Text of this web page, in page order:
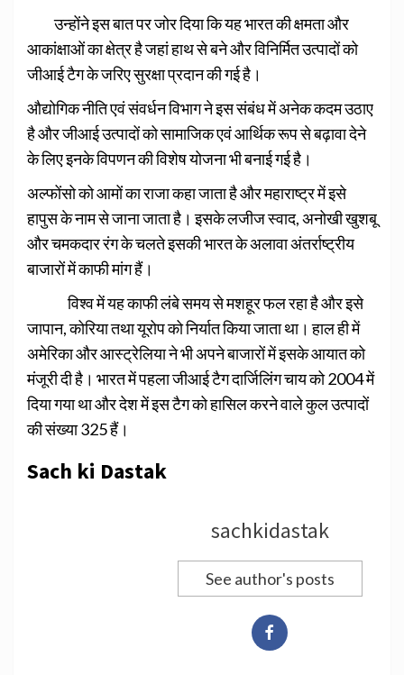
उन्होंने इस बात पर जोर दिया कि यह भारत की क्षमता और
आकांक्षाओं का क्षेत्र है जहां हाथ से बने और विनिर्मित उत्पादों को
जीआई टैग के जरिए सुरक्षा प्रदान की गई है।
औद्योगिक नीति एवं संवर्धन विभाग ने इस संबंध में अनेक कदम उठाए
है और जीआई उत्पादों को सामाजिक एवं आर्थिक रूप से बढ़ावा देने
के लिए इनके विपणन की विशेष योजना भी बनाई गई है।
अल्फोंसो को आमों का राजा कहा जाता है और महाराष्ट्र में इसे
हापुस के नाम से जाना जाता है। इसके लजीज स्वाद, अनोखी खुशबू
और चमकदार रंग के चलते इसकी भारत के अलावा अंतर्राष्ट्रीय
बाजारों में काफी मांग हैं।
विश्व में यह काफी लंबे समय से मशहूर फल रहा है और इसे
जापान, कोरिया तथा यूरोप को निर्यात किया जाता था। हाल ही में
अमेरिका और आस्ट्रेलिया ने भी अपने बाजारों में इसके आयात को
मंजूरी दी है। भारत में पहला जीआई टैग दार्जिलिंग चाय को 2004 में
दिया गया था और देश में इस टैग को हासिल करने वाले कुल उत्पादों
की संख्या 325 हैं।
Sach ki Dastak
sachkidastak
See author's posts